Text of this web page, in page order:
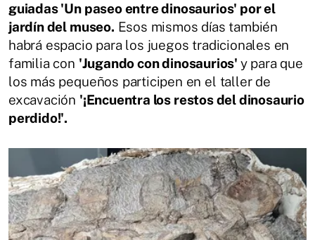
guiadas 'Un paseo entre dinosaurios' por el
jardín del museo. Esos mismos días también
habrá espacio para los juegos tradicionales en
familia con 'Jugando con dinosaurios' y para que
los más pequeños participen en el taller de
excavación '¡Encuentra los restos del dinosaurio
perdido!'.